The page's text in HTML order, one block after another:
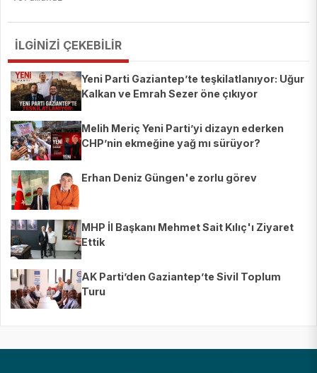
İLGİNİZİ ÇEKEBİLİR
Yeni Parti Gaziantep’te teşkilatlanıyor: Uğur
Kalkan ve Emrah Sezer öne çıkıyor
Melih Meriç Yeni Parti’yi dizayn ederken
CHP’nin ekmeğine yağ mı sürüyor?
Erhan Deniz Güngen'e zorlu görev
MHP İl Başkanı Mehmet Sait Kılıç'ı Ziyaret
Ettik
AK Parti’den Gaziantep’te Sivil Toplum
Turu